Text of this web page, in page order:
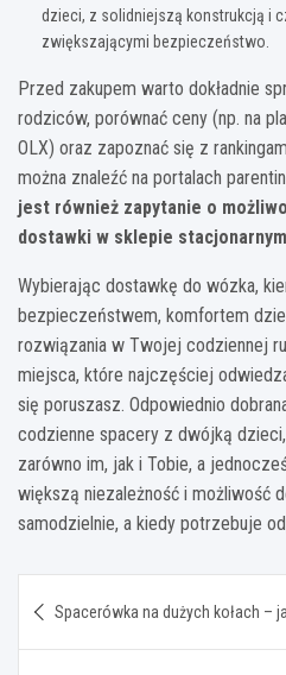
dzieci, z solidniejszą konstrukcją i
zwiększającymi bezpieczeństwo.
Przed zakupem warto dokładnie
rodziców, porównać ceny (np. na
OLX) oraz zapoznać się z
można znaleźć na portalach
jest również zapytanie o
dostawki w sklepie
Wybierając dostawkę do wózka,
bezpieczeństwem, komfortem
rozwiązania w Twojej codziennej
miejsca, które najczęściej
się poruszasz. Odpowiednio
codzienne spacery z dwójką
zarówno im, jak i Tobie, a
większą niezależność i możliwość
samodzielnie, a kiedy potrzebuje
wpisu
Spacerówka na dużych kołach –